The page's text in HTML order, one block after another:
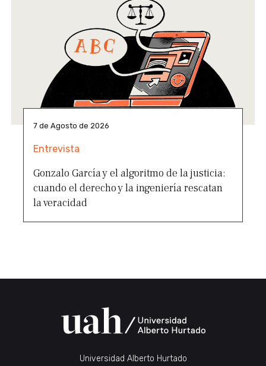
7 de Agosto de 2026
Entrevista
Gonzalo García y el algoritmo de la justicia:
cuando el derecho y la ingeniería rescatan
la veracidad
Universidad Alberto Hurtado